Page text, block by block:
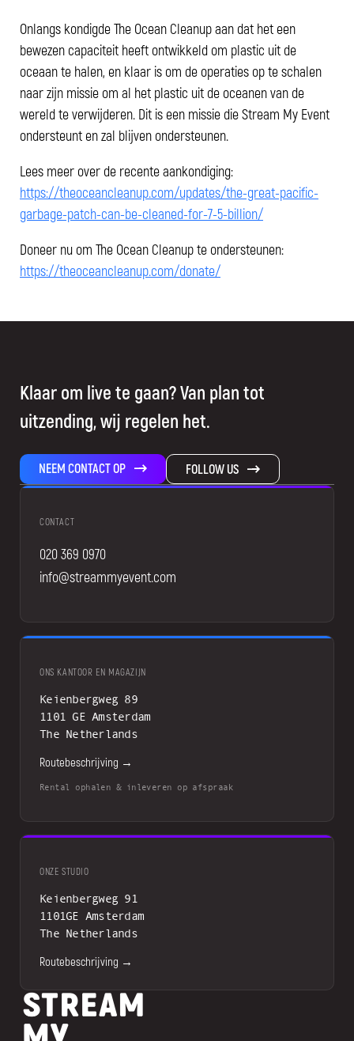
Onlangs kondigde The Ocean Cleanup aan dat het een
bewezen capaciteit heeft ontwikkeld om plastic uit de
oceaan te halen, en klaar is om de operaties op te schalen
naar zijn missie om al het plastic uit de oceanen van de
wereld te verwijderen. Dit is een missie die Stream My Event
ondersteunt en zal blijven ondersteunen.
Lees meer over de recente aankondiging:
https://theoceancleanup.com/updates/the-great-pacific-
garbage-patch-can-be-cleaned-for-7-5-billion/
Doneer nu om The Ocean Cleanup te ondersteunen:
https://theoceancleanup.com/donate/
Klaar om live te gaan? Van plan tot
uitzending, wij regelen het.
NEEM CONTACT OP FOLLOW US
CONTACT
020 369 0970
info@streammyevent.com
ONS KANTOOR EN MAGAZIJN
Keienbergweg 89
1101 GE Amsterdam
The Netherlands
Routebeschrijving →
Rental ophalen & inleveren op afspraak
ONZE STUDIO
Keienbergweg 91
1101GE Amsterdam
The Netherlands
Routebeschrijving →